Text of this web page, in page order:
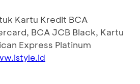
Kartu Kredit BCA
BCA JCB Black, Kartu
Express Platinum